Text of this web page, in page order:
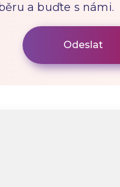
a buďte s námi.